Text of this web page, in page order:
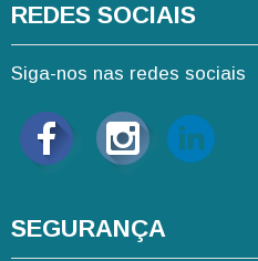
REDES SOCIAIS
Siga-nos nas redes sociais
SEGURANÇA